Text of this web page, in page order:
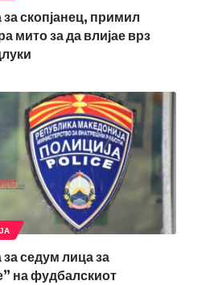
скопјанец, примил
мито за да влијае врз
седум лица за
на фудбалскиот